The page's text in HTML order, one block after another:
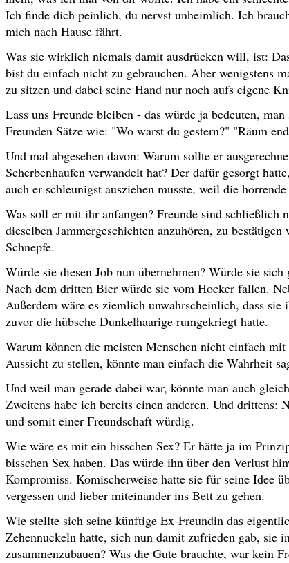
Ich finde dich peinlich, du nervst unheimlich. Ich
mich nach Hause fährt.
Was sie wirklich niemals damit ausdrücken will, ist:
bist du einfach nicht zu gebrauchen. Aber wenigstens
zu sitzen und dabei seine Hand nur noch aufs eigene
Lass uns Freunde bleiben - das würde ja bedeuten,
Freunden Sätze wie: "Wo warst du gestern?" "Räum
Und mal abgesehen davon: Warum sollte er
Scherbenhaufen verwandelt hat? Der dafür gesorgt
auch er schleunigst ausziehen musste, weil die
Was soll er mit ihr anfangen? Freunde sind schließlich
dieselben Jammergeschichten anzuhören, zu
Schnepfe.
Würde sie diesen Job nun übernehmen? Würde sie
Nach dem dritten Bier würde sie vom Hocker fallen.
Außerdem wäre es ziemlich unwahrscheinlich, dass
zuvor die hübsche Dunkelhaarige rumgekriegt hatte.
Warum können die meisten Menschen nicht einfach
Aussicht zu stellen, könnte man einfach die Wahrheit
Und weil man gerade dabei war, könnte man auch
Zweitens habe ich bereits einen anderen. Und
und somit einer Freundschaft würdig.
Wie wäre es mit ein bisschen Sex? Er hätte ja im
bisschen Sex haben. Das würde ihn über den Verlust
Kompromiss. Komischerweise hatte sie für seine Idee
vergessen und lieber miteinander ins Bett zu gehen.
Wie stellte sich seine künftige Ex-Freundin das
Zehennuckeln hatte, sich nun damit zufrieden gab, sie
zusammenzubauen? Was die Gute brauchte, war kein